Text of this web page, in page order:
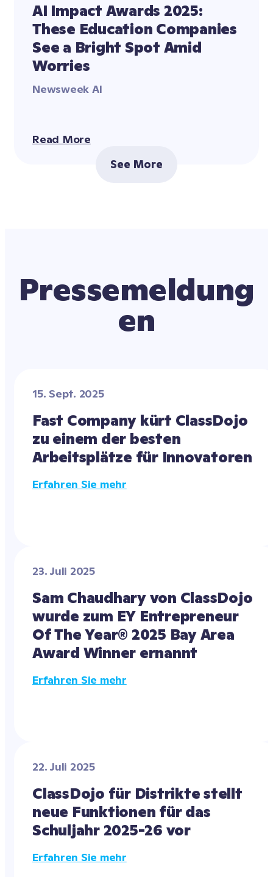
AI Impact Awards 2025:
These Education Companies
See a Bright Spot Amid
Worries
Newsweek AI
Read More
See More
Pressemeldung
en
15. Sept. 2025
Fast Company kürt ClassDojo
zu einem der besten
Arbeitsplätze für Innovatoren
Erfahren Sie mehr
23. Juli 2025
Sam Chaudhary von ClassDojo
wurde zum EY Entrepreneur
Of The Year® 2025 Bay Area
Award Winner ernannt
Erfahren Sie mehr
22. Juli 2025
ClassDojo für Distrikte stellt
neue Funktionen für das
Schuljahr 2025-26 vor
Erfahren Sie mehr